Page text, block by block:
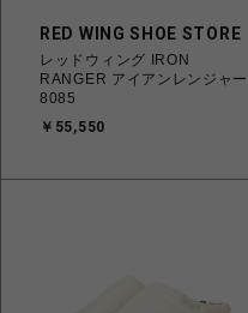
RED WING SHOE STORE
レッドウィング IRON
RANGER アイアンレンジャー
8085
￥55,550